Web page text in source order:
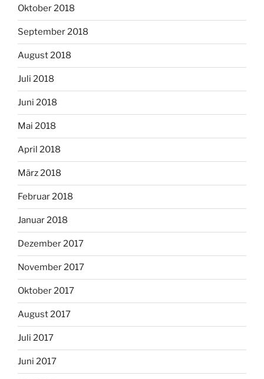
Oktober 2018
September 2018
August 2018
Juli 2018
Juni 2018
Mai 2018
April 2018
März 2018
Februar 2018
Januar 2018
Dezember 2017
November 2017
Oktober 2017
August 2017
Juli 2017
Juni 2017